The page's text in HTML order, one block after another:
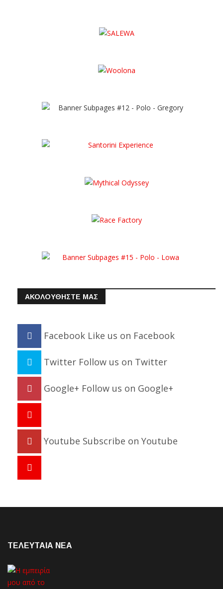
ΑΚΟΛΟΥΘΗΣΤΕ ΜΑΣ
Facebook Like us on Facebook
Twitter Follow us on Twitter
Google+ Follow us on Google+
Youtube Subscribe on Youtube
ΤΕΛΕΥΤΑΙΑ NEA